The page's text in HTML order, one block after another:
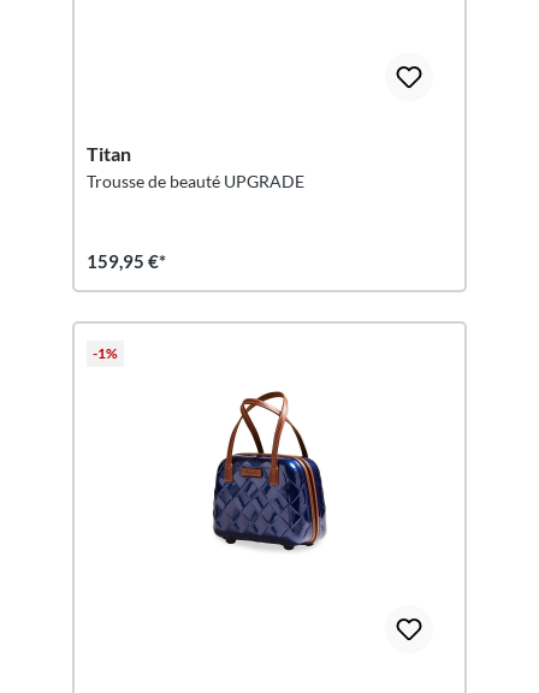
Titan
Trousse de beauté UPGRADE
159,95 €*
-1%